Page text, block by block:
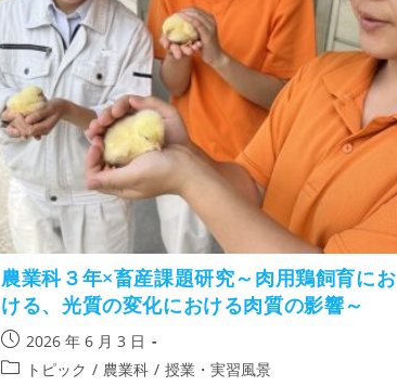
農業科３年×畜産課題研究～肉用鶏飼育にお
ける、光質の変化における肉質の影響～
2026 年 6 月 3 日
トピック / 農業科 / 授業・実習風景